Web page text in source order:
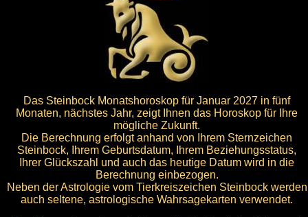
Das Steinbock Monatshoroskop für Januar 2027 in fünf
Monaten, nächstes Jahr, zeigt Ihnen das Horoskop für Ihre
mögliche Zukunft.
Die Berechnung erfolgt anhand von Ihrem Sternzeichen
Steinbock, Ihrem Geburtsdatum, Ihrem Beziehungsstatus,
Ihrer Glückszahl und auch das heutige Datum wird in die
Berechnung einbezogen.
Neben der Astrologie vom Tierkreiszeichen Steinbock werden
auch seltene, astrologische Wahrsagekarten verwendet.